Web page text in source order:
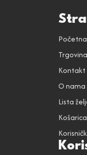
Početna
Trgovina
Kontakt
O nama
Lista
Košarica